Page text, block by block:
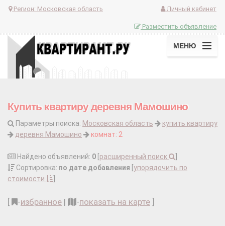
Регион: Московская область Личный кабинет
Разместить объявление
МЕНЮ
Купить квартиру деревня Мамошино
Параметры поиска: Московская область
купить квартиру
деревня Мамошино
комнат: 2
Найдено объявлений: 0 расширенный поиск
Сортировка: по дате добавления упорядочить по
стоимости
-избранное | -показать на карте